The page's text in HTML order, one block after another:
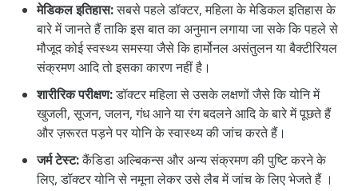
मेडिकल इतिहास:सबसे पहले डॉक्टर, महिला के मेडिकल इतिहास के
बारे में जानते हैं ताकि इस बात का अनुमान लगाया जा सके कि पहले से
मौजूद कोई स्वस्थ्य समस्या जैसे कि हार्मोनल असंतुलन या बैक्टीरियल
संक्रमण आदि तो इसका कारण नहीं है।
शारीरिक परीक्षण:डॉक्टर महिला से उसके लक्षणों जैसे कि योनि में
खुजली, सूजन, जलन, गंध आने या रंग बदलने आदि के बारे में पूछते हैं
और ज़रूरत पड़ने पर योनि के स्वास्थ्य की जांच करते हैं।
जर्म टेस्ट:कैंडिडा अल्बिकन्स और अन्य संक्रमण की पुष्टि करने के
लिए, डॉक्टर योनि से नमूना लेकर उसे लैब में जांच के लिए भेजते हैं ।